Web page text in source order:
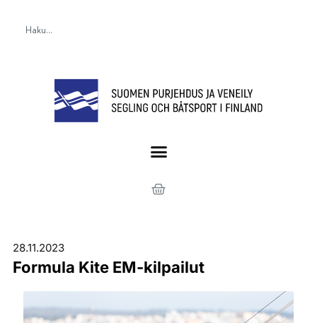
28.11.2023
Formula Kite EM-kilpailut